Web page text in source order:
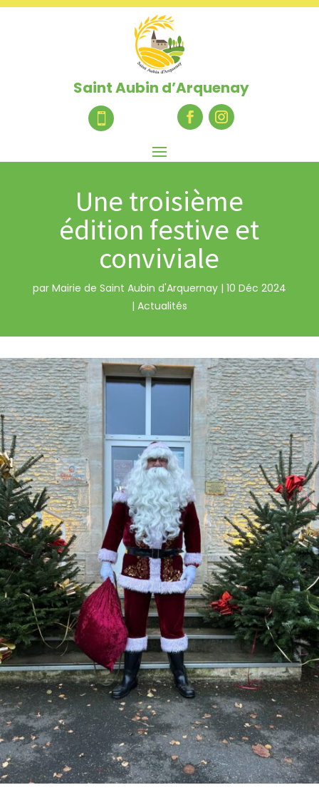
Saint Aubin d’Arquenay

Une troisième
édition festive et
conviviale
par Mairie de Saint Aubin d'Arquernay| 10 Déc 2024
| Actualités